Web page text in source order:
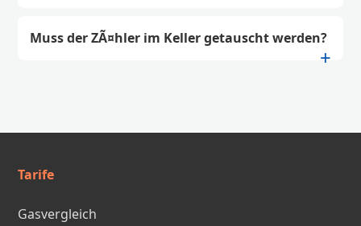
Muss der ZÃ¤hler im Keller getauscht werden?
Tarife
Gasvergleich